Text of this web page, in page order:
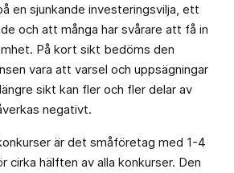
en sjunkande investeringsvilja, ett
och att många har svårare att få in
På kort sikt bedöms den
vara att varsel och uppsägningar
sikt kan fler och fler delar av
negativt.
är det småföretag med 1-4
cirka hälften av alla konkurser. Den